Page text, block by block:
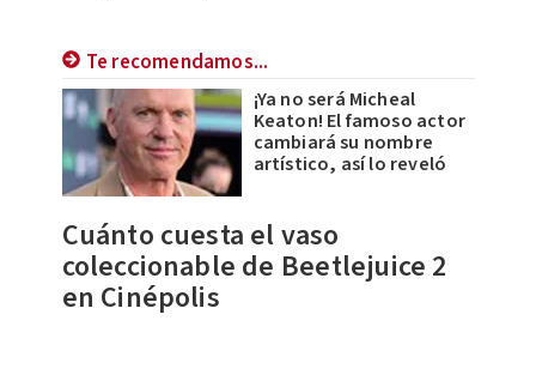
Te recomendamos...
¡Ya no será Micheal
Keaton! El famoso actor
cambiará su nombre
artístico, así lo reveló
Cuánto cuesta el vaso
coleccionable de Beetlejuice 2
en Cinépolis